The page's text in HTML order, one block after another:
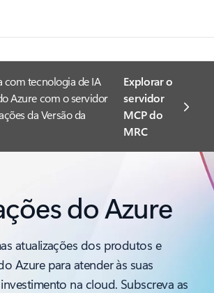
com tecnologia de IA
Azure com o servidor
da Versão da
Explorar o
servidor
MCP do
MRC
do Azure
atualizações dos produtos e
Azure para atender às suas
na cloud. Subscreva as